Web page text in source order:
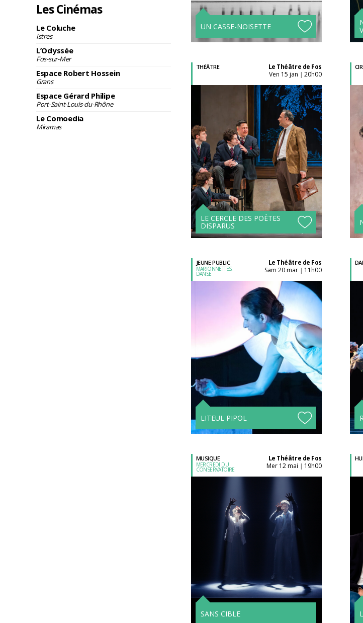
Les Cinémas
Le Coluche
Istres
L’Odyssée
Fos-sur-Mer
Espace Robert Hossein
Grans
Espace Gérard Philipe
Port-Saint-Louis-du-Rhône
Le Comoedia
Miramas
UN CASSE-NOISETTE
Tarifs avantageux à
partir de 4 spectacles !
THÉÂTRE
Le Théâtre de Fos
ven 15 jan
20h00
LE CERCLE DES POÈTES
DISPARUS
Acheter son billet à
l'unité
Tarifs avantageux à
partir de 4 spectacles !
JEUNE PUBLIC
MARIONNETTES,
DANSE
Le Théâtre de Fos
sam 20 mar
11h00
LITEUL PIPOL
Acheter son billet à
Tarifs avantageux à
partir de 4 spectacles !
MUSIQUE
MERCREDI DU
CONSERVATOIRE
Le Théâtre de Fos
mer 12 mai
19h00
SANS CIBLE